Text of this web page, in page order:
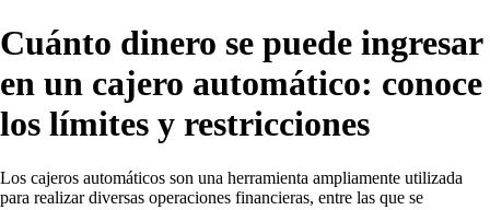
Cuánto dinero se puede ingresar
en un cajero automático: conoce
los límites y restricciones
Los cajeros automáticos son una herramienta ampliamente utilizada
para realizar diversas operaciones financieras, entre las que se